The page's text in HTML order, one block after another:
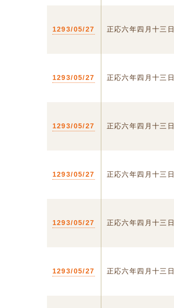
1293/05/27 正応六年四月十三日
1293/05/27 正応六年四月十三日
1293/05/27 正応六年四月十三日
1293/05/27 正応六年四月十三日
1293/05/27 正応六年四月十三日
1293/05/27 正応六年四月十三日